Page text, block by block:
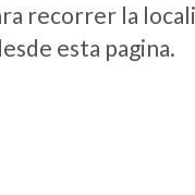
recorrer la
esta pagina.